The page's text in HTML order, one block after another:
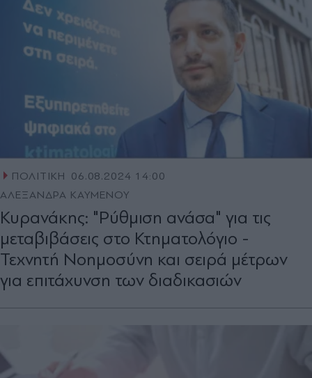
ΠΟΛΙΤΙΚΗ
06.08.2024 14:00
ΑΛΕΞΑΝΔΡΑ ΚΑΥΜΕΝΟΥ
Κυρανάκης: "Ρύθµιση ανάσα" για τις
µεταβιβάσεις στο Κτηµατολόγιο -
Τεχνητή Νοημοσύνη και σειρά μέτρων
για επιτάχυνση των διαδικασιών